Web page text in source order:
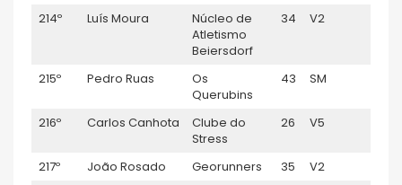
214º Luís Moura
Núcleo de
Atletismo
Beiersdorf
34 V2
215º Pedro Ruas
Os
Querubins
43 SM
216º Carlos Canhota
Clube do
Stress
26 V5
217º João Rosado Georunners 35 V2